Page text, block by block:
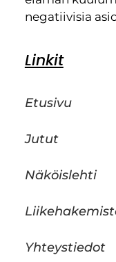
negatiivisia
Linkit
Etusivu
Jutut
Näköislehti
Yhteystiedot